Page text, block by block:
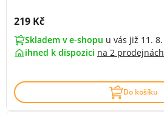
Cena s DPH:
219 Kč
Skladem v e-shopu u vás již 11. 8.
ihned k dispozici na 2 prodejnách
Do košíku